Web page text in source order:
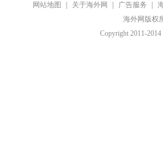
网站地图 关于海外网 广告服务
海外网版权
Copyright 2011-